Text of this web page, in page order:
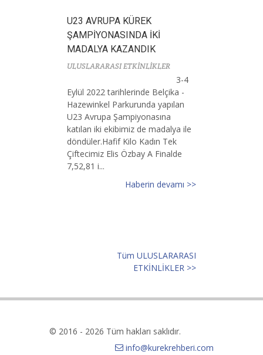
U23 AVRUPA KÜREK
ŞAMPİYONASINDA İKİ
MADALYA KAZANDIK
ULUSLARARASI ETKİNLİKLER
3-4
Eylül 2022 tarihlerinde Belçika -
Hazewinkel Parkurunda yapılan
U23 Avrupa Şampiyonasına
katılan iki ekibimiz de madalya ile
döndüler.Hafif Kilo Kadın Tek
Çiftecimiz Elis Özbay A Finalde
7,52,81 i...
Haberin devamı >>
Tüm ULUSLARARASI
ETKİNLİKLER >>
© 2016 - 2026 Tüm hakları saklıdır.
info@kurekrehberi.com